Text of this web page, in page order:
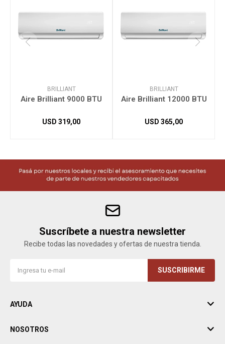
BRILLIANT
Aire Brilliant 9000 BTU
USD 319,00
BRILLIANT
Aire Brilliant 12000 BTU
USD 365,00
Suscríbete a nuestra newsletter
Recibe todas las novedades y ofertas de nuestra tienda.
SUSCRIBIRME
AYUDA
NOSOTROS